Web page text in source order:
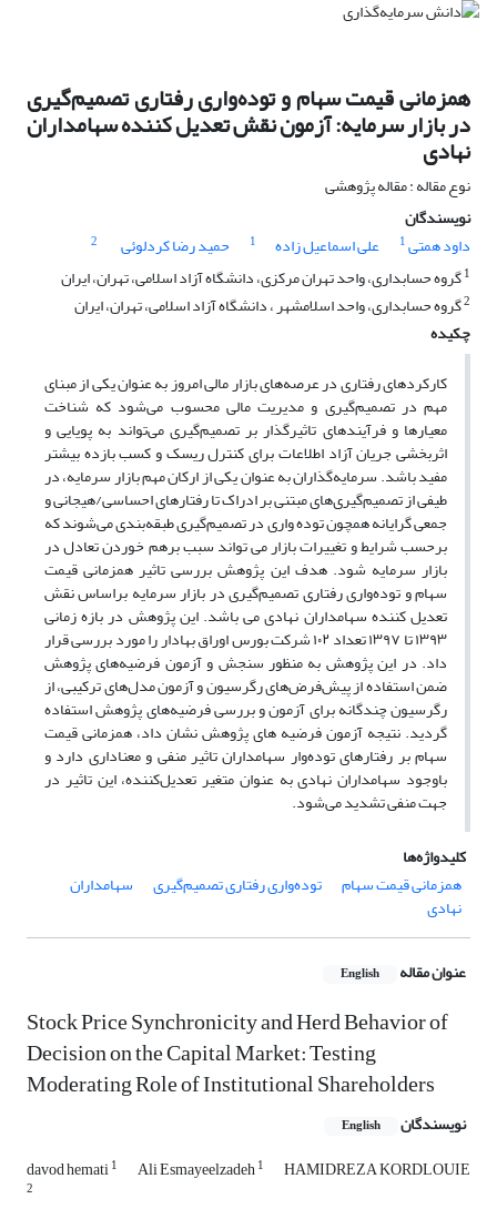
همزمانی قیمت سهام و توده‌واری رفتاری تصمیم‌گیری
در بازار سرمایه: آزمون نقش تعدیل کننده سهامداران
نهادی
نوع مقاله : مقاله پژوهشی
نویسندگان
داود همتی1 علی اسماعیل زاده 1 حمید رضا کردلوئی
2
1گروه حسابداری، واحد تهران مرکزی، دانشگاه آزاد اسلامی، تهران، ایران
2گروه حسابداری، واحد اسلامشهر ، دانشگاه آزاد اسلامی، تهران، ایران
چکیده
کارکردهای رفتاری در عرصه‌های بازار مالی امروز به عنوان یکی از مبنای
مهم در تصمیم‌گیری و مدیریت مالی محسوب می‌شود که شناخت
معیارها و فرآیندهای تاثیرگذار بر تصمیم‌گیری می‌تواند به پویایی و
اثربخشی جریان آزاد اطلاعات برای کنترل ریسک و کسب بازده بیشتر
مفید باشد. سرمایه‌گذاران به عنوان یکی از ارکان مهم بازار سرمایه، در
طیفی از تصمیم‌گیری‌های مبتنی بر ادراک تا رفتارهای احساسی/هیجانی و
جمعی گرایانه همچون توده واری در تصمیم‌گیری طبقه‌بندی می‌شوند که
برحسب شرایط و تغییرات بازار می تواند سبب برهم خوردن تعادل در
بازار سرمایه شود. هدف این پژوهش بررسی تاثیر همزمانی قیمت
سهام و توده‌واری رفتاری تصمیم‌گیری در بازار سرمایه براساس نقش
تعدیل کننده سهامداران نهادی می باشد. این پژوهش در بازه زمانی
۱۳۹۳ تا ۱۳۹۷ تعداد ۱۰۲ شرکت بورس اوراق بهادار را مورد بررسی قرار
داد. در این پژوهش به منظور سنجش و آزمون فرضیه‌های پژوهش
ضمن استفاده از پیش‌فرض‌های رگرسیون و آزمون مدل‌های ترکیبی، از
رگرسیون چندگانه برای آزمون و بررسی فرضیه‌های پژوهش استفاده
گردید. نتیجه آزمون فرضیه های پژوهش نشان داد، همزمانی قیمت
سهام بر رفتارهای توده‌وار سهامداران تاثیر منفی و معناداری دارد و
باوجود سهامداران نهادی به عنوان متغیر تعدیل‌کننده، این تاثیر در
جهت منفی تشدید می‌شود.
کلیدواژه‌ها
همزمانی قیمت سهام
توده‌واری رفتاری تصمیم‌گیری سهامداران
نهادی
عنوان مقاله English
Stock Price Synchronicity and Herd Behavior of
Decision on the Capital Market: Testing
Moderating Role of Institutional Shareholders
نویسندگان English
davod hemati1 Ali Esmayeelzadeh1 HAMIDREZA KORDLOUIE
2